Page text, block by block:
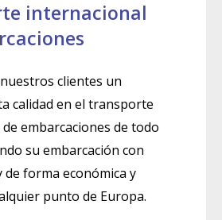
internacional
clientes un
calidad en el transporte
embarcaciones de todo
su embarcación con
de forma económica y
punto de Europa.